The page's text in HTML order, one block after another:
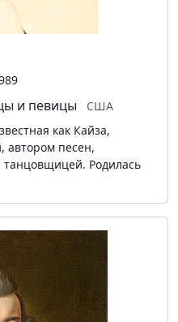
и певицы
США
как Кайза,
автором песен,
танцовщицей. Родилась